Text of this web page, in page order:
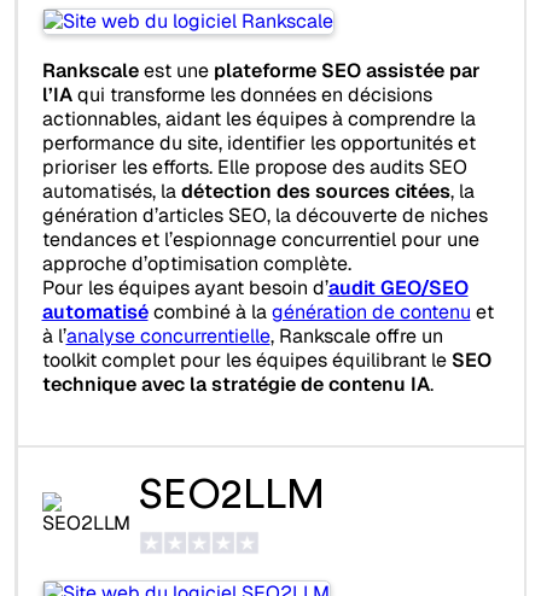
Rankscaleest une plateforme SEO assistée par
l’IAqui transforme les données en décisions
actionnables, aidant les équipes à comprendre la
performance du site, identifier les opportunités et
prioriser les efforts. Elle propose des audits SEO
automatisés, ladétection des sources citées, la
génération d’articles SEO, la découverte de niches
tendances et l’espionnage concurrentiel pour une
approche d’optimisation complète.
Pour les équipes ayant besoin d’audit GEO/SEO
automatisécombiné à lagénération de contenu et
à l’analyse concurrentielle, Rankscale offre un
toolkit complet pour les équipes équilibrant le SEO
technique avec la stratégie de contenu IA.
SEO2LLM